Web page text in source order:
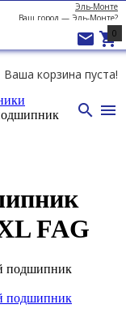
Эль-Монте
Ваш город — Эль-Монте?
 
0
Ваша корзина пуста!
 
FAG